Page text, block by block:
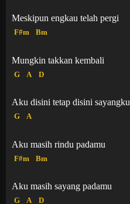
Meskipun engkau telah pergi
F#m Bm
Mungkin takkan kembali
G A D
Aku disini tetap disini sayangku
G A
Aku masih rindu padamu
F#m Bm
Aku masih sayang padamu
G A D